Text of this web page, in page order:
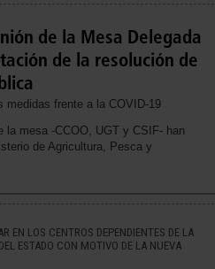
de la Mesa Delegada
de la resolución de
medidas frente a la COVID-19
la mesa -CCOO, UGT y CSIF- han
de Agricultura, Pesca y
EN LOS CENTROS DEPENDIENTES DE LA
ESTADO CON MOTIVO DE LA NUEVA